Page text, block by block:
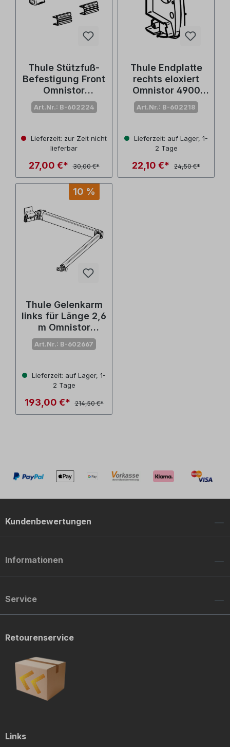
Thule Stützfuß-
Befestigung Front
Omnistor
4900/4200 (Nr.
1500602224)
Art.Nr.: B-602224
Lieferzeit: zur Zeit nicht
lieferbar
27,00 €* 30,00 €*
Thule Endplatte
rechts eloxiert
Omnistor 4900
(Nr. 1500602218)
Art.Nr.: B-602218
Lieferzeit: auf Lager, 1-
2 Tage
22,10 €* 24,50 €*
10 %
Thule Gelenkarm
links für Länge 2,6
m Omnistor
4900/4200 (Nr.
1500602667)
Art.Nr.: B-602667
Lieferzeit: auf Lager, 1-
2 Tage
193,00 €* 214,50 €*
Kundenbewertungen
Informationen
Service
Retourenservice
Links